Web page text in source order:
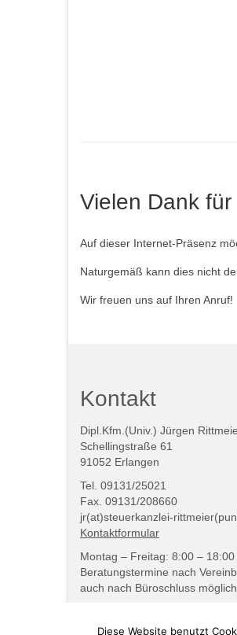
Vielen Dank
Auf dieser Internet-Präsenz
Naturgemäß kann dies nicht
Wir freuen uns auf Ihren Anruf!
Kontakt
Dipl.Kfm.(Univ.) Jürgen
Schellingstraße 61
91052 Erlangen
Tel. 09131/25021
Fax. 09131/208660
jr(at)steuerkanzlei-
Kontaktformular
Montag – Freitag: 8:00 – 18:00
Beratungstermine nach
auch nach Büroschluss
© 2026 Steuerkanzlei Dipl.
Diese Website benutzt